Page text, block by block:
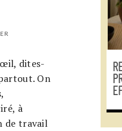
dites-
On
à
de travail